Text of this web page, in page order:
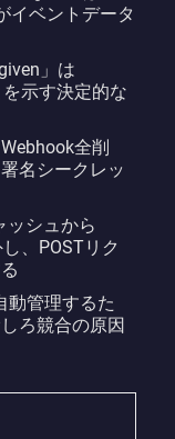
イベントデータ
」は
示す決定的な
全削
名シークレッ
ッシュから
、POSTリク
動管理するた
ろ競合の原因